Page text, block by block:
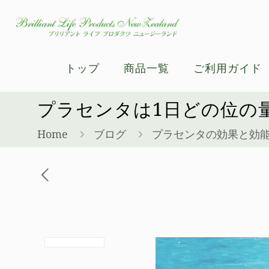
トップ 商品一覧 ご利用ガイド
プラセンタは1日どの位の
Home ブログ プラセンタの効果と効